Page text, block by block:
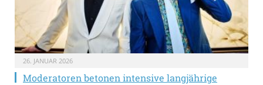
26. JANUAR 2026
Moderatoren betonen intensive langjährige